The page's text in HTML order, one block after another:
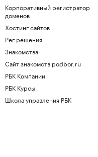
Корпоративный регистратор
доменов
Хостинг сайтов
Рег.решения
Знакомства
Сайт знакомств podbor.ru
РБК Компании
РБК Курсы
Школа управления РБК